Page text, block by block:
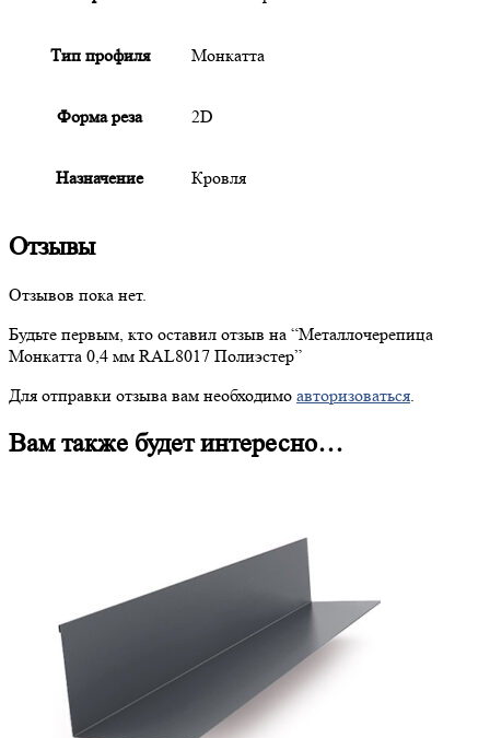
Тип профиля Монкатта
Форма реза 2D
Назначение Кровля
Отзывы
Отзывов пока нет.
Будьте первым, кто оставил отзыв на “Металлочерепица
Монкатта 0,4 мм RAL8017 Полиэстер”
Для отправки отзыва вам необходимо авторизоваться
Вам также будет интересно…